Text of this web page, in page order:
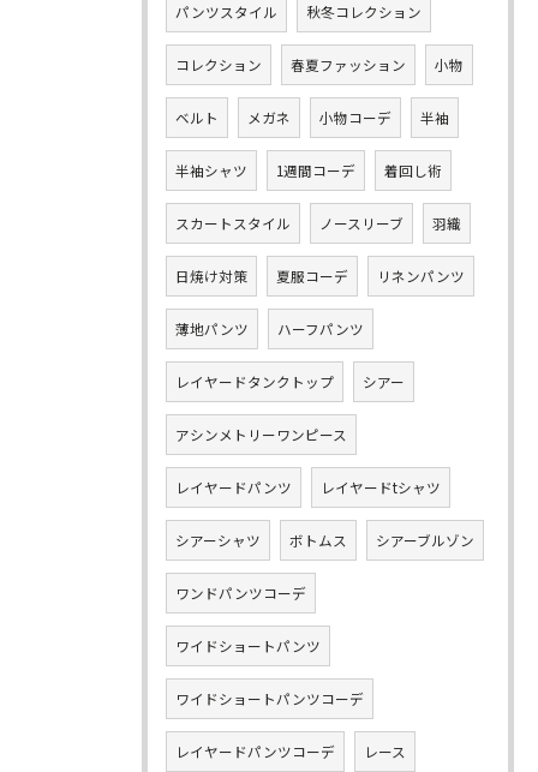
パンツスタイル 秋冬コレクション
コレクション 春夏ファッション 小物
ベルト メガネ 小物コーデ 半袖
半袖シャツ 1週間コーデ 着回し術
スカートスタイル ノースリーブ 羽織
日焼け対策 夏服コーデ リネンパンツ
薄地パンツ ハーフパンツ
レイヤードタンクトップ シアー
アシンメトリーワンピース
レイヤードパンツ レイヤードtシャツ
シアーシャツ ボトムス シアーブルゾン
ワンドパンツコーデ
ワイドショートパンツ
ワイドショートパンツコーデ
レイヤードパンツコーデ レース